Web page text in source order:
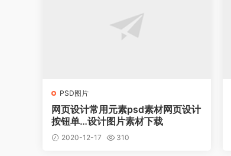
PSD图片
网页设计常用元素psd素材网页设计
按钮单…设计图片素材下载
2020-12-17 310